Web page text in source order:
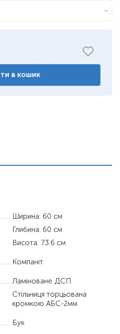
в кошик
Ширина: 60 см
Глибина: 60 см
Висота: 73.6 см
Компаніт
Ламіноване ДСП
Стільниця торцьована
кромкою АБС-2мм
Бук